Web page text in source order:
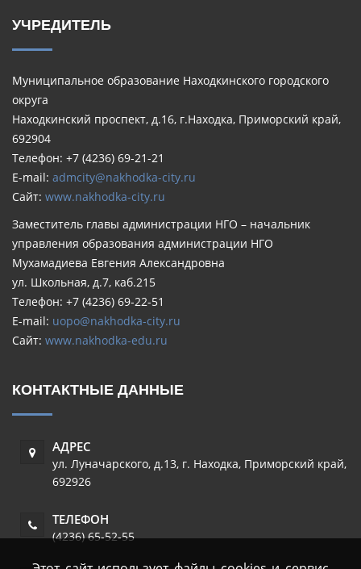
УЧРЕДИТЕЛЬ
Муниципальное образование Находкинского городского
округа
Находкинский проспект, д.16, г.Находка, Приморский край,
692904
Телефон: +7 (4236) 69-21-21
E-mail: admcity@nakhodka-city.ru
Сайт: www.nakhodka-city.ru
Заместитель главы администрации НГО – начальник
управления образования администрации НГО
Мухамадиева Евгения Александровна
ул. Школьная, д.7, каб.215
Телефон: +7 (4236) 69-22-51
E-mail: uopo@nakhodka-city.ru
Сайт: www.nakhodka-edu.ru
КОНТАКТНЫЕ ДАННЫЕ
АДРЕС
ул. Луначарского, д.13, г. Находка, Приморский край,
692926
ТЕЛЕФОН
(4236) 65-52-55